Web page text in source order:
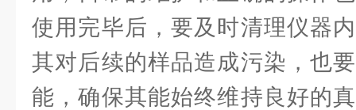
使用完毕后，要及时清理仪器
其对后续的样品造成污染，也
能，确保其能始终维持良好的